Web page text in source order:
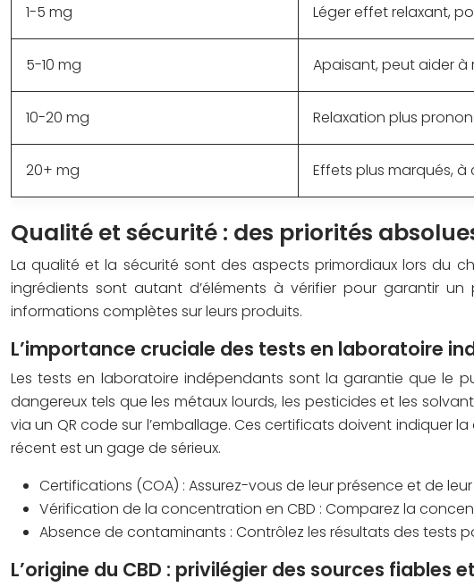
1-5 mg Léger effet relaxant,
5-10 mg Apaisant, peut aider à
10-20 mg Relaxation plus
20+ mg Effets plus marqués,
Qualité et sécurité : des priorités
La qualité et la sécurité sont des aspects primordiaux lors du
ingrédients sont autant d’éléments à vérifier pour garantir
informations complètes sur leurs produits.
L’importance cruciale des tests en laboratoire
Les tests en laboratoire indépendants sont la garantie que le
dangereux tels que les métaux lourds, les pesticides et les
via un QR code sur l’emballage. Ces certificats doivent indiquer
récent est un gage de sérieux.
Certifications (COA) : Assurez-vous de leur présence et de
Vérification de la concentration en CBD : Comparez la
Absence de contaminants : Contrôlez les résultats des tests
L’origine du CBD : privilégier des sources fiables